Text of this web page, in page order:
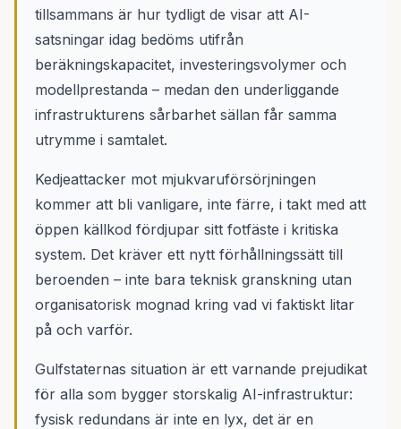
tillsammans är hur tydligt de visar att AI-
satsningar idag bedöms utifrån
beräkningskapacitet, investeringsvolymer och
modellprestanda – medan den underliggande
infrastrukturens sårbarhet sällan får samma
utrymme i samtalet.
Kedjeattacker mot mjukvaruförsörjningen
kommer att bli vanligare, inte färre, i takt med att
öppen källkod fördjupar sitt fotfäste i kritiska
system. Det kräver ett nytt förhållningssätt till
beroenden – inte bara teknisk granskning utan
organisatorisk mognad kring vad vi faktiskt litar
på och varför.
Gulfstaternas situation är ett varnande prejudikat
för alla som bygger storskalig AI-infrastruktur:
fysisk redundans är inte en lyx, det är en